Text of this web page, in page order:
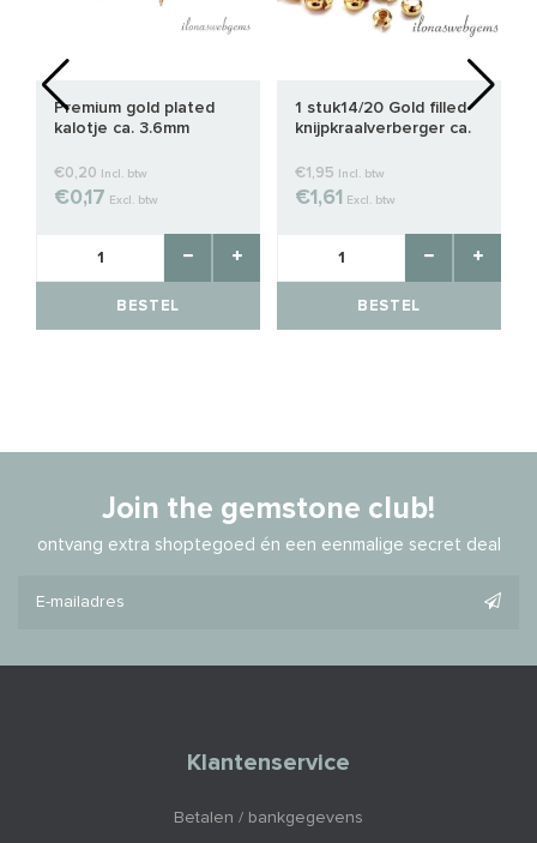
Premium gold plated
kalotje ca. 3.6mm
€0,20 Incl. btw
€0,17 Excl. btw
BESTEL
1 stuk14/20 Gold filled
knijpkraalverberger ca.
€1,95 Incl. btw
€1,61 Excl. btw
BESTEL
Join the gemstone club!
ontvang extra shoptegoed én een eenmalige secret deal
Klantenservice
Betalen / bankgegevens